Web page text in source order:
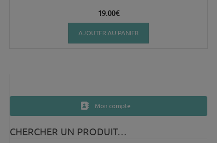
19.00€
AJOUTER AU PANIER
Mon compte
CHERCHER UN PRODUIT…